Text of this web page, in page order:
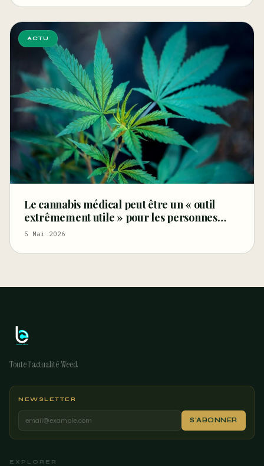
ACTU
Le cannabis médical peut être un « outil
extrêmement utile » pour les personnes
âgées souffrant de douleurs et d’autres
5 Mai 2026
Toute l'actualité Weed
NEWSLETTER
S'ABONNER
EXPLORER